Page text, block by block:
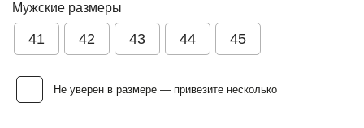
Мужские размеры
41 42 43 44 45
Не уверен в размере — привезите несколько